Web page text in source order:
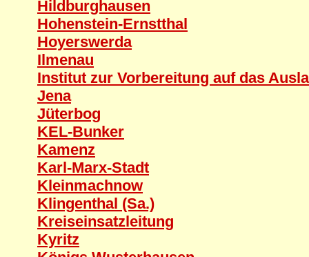
Hildburghausen
Hohenstein-Ernstthal
Hoyerswerda
Ilmenau
Institut zur Vorbereitung auf das
Jena
Jüterbog
KEL-Bunker
Kamenz
Karl-Marx-Stadt
Kleinmachnow
Klingenthal (Sa.)
Kreiseinsatzleitung
Kyritz